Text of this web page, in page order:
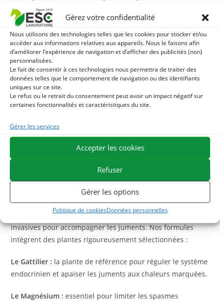
Gérez votre confidentialité
Nous utilisons des technologies telles que les cookies pour stocker et/ou
accéder aux informations relatives aux appareils. Nous le faisons afin
d’améliorer l’expérience de navigation et d’afficher des publicités (non)
personnalisées.
Le fait de consentir à ces technologies nous permettra de traiter des
données telles que le comportement de navigation ou des identifiants
uniques sur ce site.
Le refus ou le retrait du consentement peut avoir un impact négatif sur
certaines fonctionnalités et caractéristiques du site.
Gérer les services
Accepter les cookies
Refuser
Gérer les options
Politique de cookiesDonnées personnelles
de la jument ?
Les variations hormonales peuvent provoquer des douleurs
ovariennes similaires à des coliques sourdes, ainsi que des
contractures musculaires, notamment au niveau des
lombaires. L’utilisation de solutions naturelles vise à :
Réguler le cycle hormonal :
fréquentes ou douloureuses.
Apaiser le comportement :
l’hypersensibilité au contact et l’anxiété.
Améliorer la disponibilité au travail :Soulager les raideurs
dorsales pour retrouver une jument souple et concentrée.
Des actifs naturels pour le confort ovarien
La phytothérapie offre des solutions efficaces et non
invasives pour accompagner les juments. Nos formules
intègrent des plantes rigoureusement sélectionnées :
Le Gattilier : la plante de référence pour réguler le système
endocrinien et apaiser les juments aux chaleurs marquées.
Le Magnésium : essentiel pour limiter les spasmes